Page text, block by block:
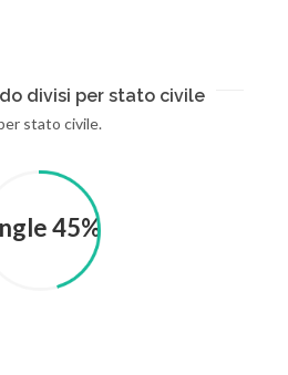
divisi per stato civile
stato civile.
45%